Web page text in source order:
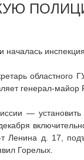
началась
генерал-майор
—
Ленина д. 17,
Горелых.